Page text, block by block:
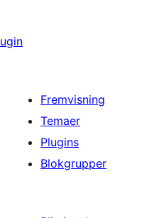
Fremvisning
Temaer
Plugins
Blokgrupper